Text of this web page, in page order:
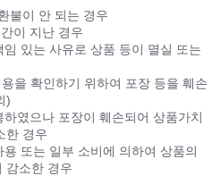
불이 안 되는 경우
이 지난 경우
임 있는 사유로 상품 등이 멸실 또는
을 확인하기 위하여 포장 등을 훼손
)
였으나 포장이 훼손되어 상품가치
한 경우
또는 일부 소비에 의하여 상품의
감소한 경우